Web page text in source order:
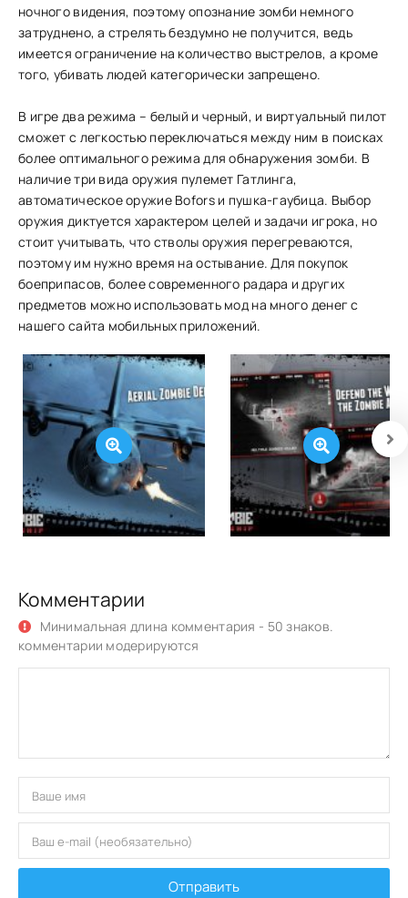
ночного видения, поэтому опознание зомби немного
затруднено, а стрелять бездумно не получится, ведь
имеется ограничение на количество выстрелов, а кроме
того, убивать людей категорически запрещено.
В игре два режима – белый и черный, и виртуальный пилот
сможет с легкостью переключаться между ним в поисках
более оптимального режима для обнаружения зомби. В
наличие три вида оружия пулемет Гатлинга,
автоматическое оружие Bofors и пушка-гаубица. Выбор
оружия диктуется характером целей и задачи игрока, но
стоит учитывать, что стволы оружия перегреваются,
поэтому им нужно время на остывание. Для покупок
боеприпасов, более современного радара и других
предметов можно использовать мод на много денег с
нашего сайта мобильных приложений.
Комментарии
Минимальная длина комментария - 50 знаков.
комментарии модерируются
Отправить